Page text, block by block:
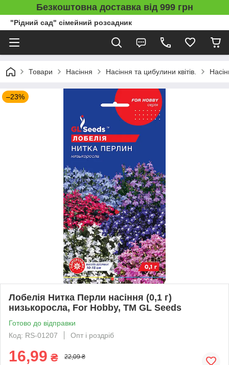
Безкоштовна доставка від 999 грн
"Рідний сад" сімейний розсадник
Товари Насіння Насіння та цибулини квітів.
–23%
Лобелія Нитка Перли насіння (0,1 г)
низькоросла, For Hobby, TM GL Seeds
Готово до відправки
Код: RS-01207
Опт і роздріб
16,99 ₴ 22,09 ₴